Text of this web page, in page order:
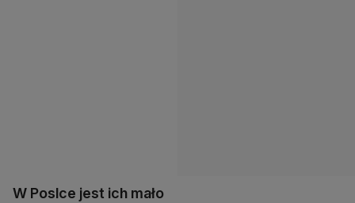
W Poslce jest ich mało